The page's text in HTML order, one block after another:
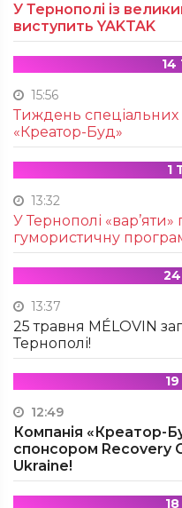
У Тернополі із
виступить YAKTAK
15:56
Тиждень
«Креатор-Буд»
1
13:32
У Тернополі
гумористичну
13:37
25 травня MÉLOVIN
Тернополі!
12:49
Компанія «Креатор-
спонсором Recovery
Ukraine!